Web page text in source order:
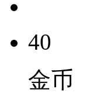
40
金币